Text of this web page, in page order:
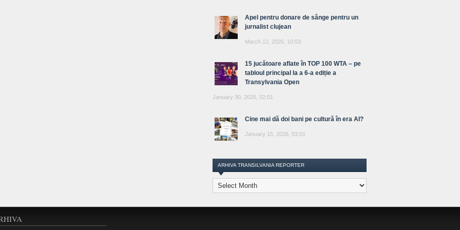
Apel pentru donare de sânge pentru un
jurnalist clujean
March 12, 2026, 10:03
15 jucătoare aflate în TOP 100 WTA – pe
tabloul principal la a 6-a ediție a
Transylvania Open
January 30, 2026, 02:01
Cine mai dă doi bani pe cultură în era AI?
January 15, 2026, 03:01
ARHIVA TRANSILVANIA REPORTER
Arhiva
Transilvania